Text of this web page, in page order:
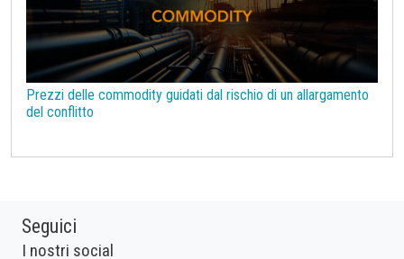
Prezzi delle commodity guidati dal rischio di un allargamento
del conflitto
Seguici
I nostri social